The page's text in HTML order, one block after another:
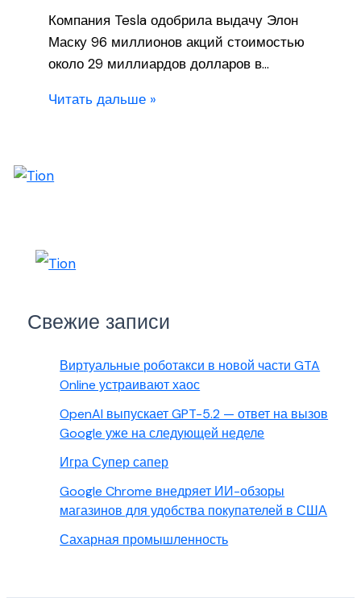
Компания Tesla одобрила выдачу Элон
Маску 96 миллионов акций стоимостью
около 29 миллиардов долларов в…
Читать дальше »
Свежие записи
Виртуальные роботакси в новой части GTA
Online устраивают хаос
OpenAI выпускает GPT-5.2 — ответ на вызов
Google уже на следующей неделе
Игра Супер сапер
Google Chrome внедряет ИИ-обзоры
магазинов для удобства покупателей в США
Сахарная промышленность